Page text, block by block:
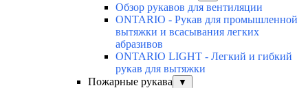
Обзор рукавов для вентиляции
ONTARIO - Рукав для промышленной
вытяжки и всасывания легких
абразивов
ONTARIO LIGHT - Легкий и гибкий
рукав для вытяжки
Пожарные рукава
▼